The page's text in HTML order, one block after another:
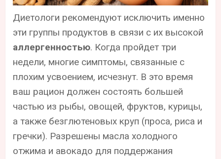
Диетологи рекомендуют исключить именно
эти группы продуктов в связи с их высокой
аллергенностью. Когда пройдет три
недели, многие симптомы, связанные с
плохим усвоением, исчезнут. В это время
ваш рацион должен состоять большей
частью из рыбы, овощей, фруктов, курицы,
а также безглютеновых круп (проса, риса и
гречки). Разрешены масла холодного
отжима и авокадо для поддержания